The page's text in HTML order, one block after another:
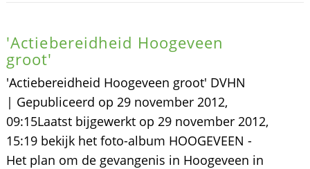
'Actiebereidheid Hoogeveen
groot'
'Actiebereidheid Hoogeveen groot' DVHN
| Gepubliceerd op 29 november 2012,
09:15Laatst bijgewerkt op 29 november 2012,
15:19 bekijk het foto-album HOOGEVEEN -
Het plan om de gevangenis in Hoogeveen in